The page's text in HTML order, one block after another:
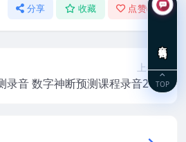
分享 收藏 点赞( 0)
上一篇
录音 数字神断预测课程录音24集
TOP